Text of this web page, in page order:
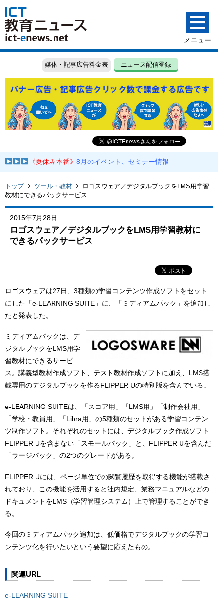
媒体・記事広告料金表 ニュース配信登録
《夏休み本番》8月のイベント、セミナー情報
トップ ツール・教材
ロゴスウェア／デジタルブックをLMS用学習
教材にできるパックサービス
2015年7月28日
ロゴスウェア／デジタルブックをLMS用学習教材に
できるパックサービス
ロゴスウェアは27日、3種類の学習コンテンツ作成ソフトをセット
にした「e-LEARNING SUITE」に、「ミディアムパック」を追加し
たと発表した。
ミディアムパックは、デ
ジタルブックをLMS用学
習教材にできるサービ
ス。講義型教材作成ソフト、テスト教材作成ソフトに加え、LMS搭
載専用のデジタルブックを作るFLIPPER Uの特別版を含んでいる。
e-LEARNING SUITEは、「スコア用」「LMS用」「制作会社用」
「学校・教員用」「Libra用」の5種類のセットがある学習コンテン
ツ制作ソフト。それぞれのセットには、デジタルブック作成ソフト
FLIPPER Uを含まない「スモールパック」と、FLIPPER Uを含んだ
「ラージパック」の2つのグレードがある。
FLIPPER Uには、ページ単位での閲覧履歴を取得する機能が搭載さ
れており、この機能を活用すると社内規定、業務マニュアルなどの
ドキュメントをLMS（学習管理システム）上で管理することができ
る。
今回のミディアムパック追加は、低価格でデジタルブックの学習コ
ンテンツ化を行いたいという要望に応えたもの。
関連URL
e-LEARNING SUITE